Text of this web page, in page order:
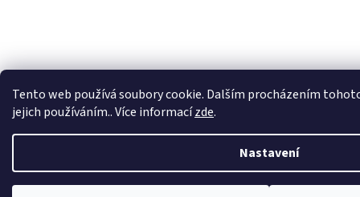
Tento web používá soubory cookie. Dalším procházením
jejich používáním.. Více informacízde.
Nastavení